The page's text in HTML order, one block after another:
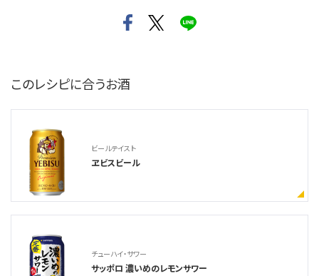
このレシピに合うお酒
ビールテイスト
ヱビスビール
チューハイ・サワー
サッポロ 濃いめのレモンサワー